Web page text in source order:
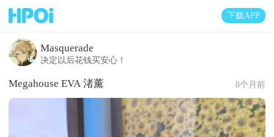
下载APP
Masquerade
决定以后花钱买安心！
Megahouse EVA 渚薰 8个月前